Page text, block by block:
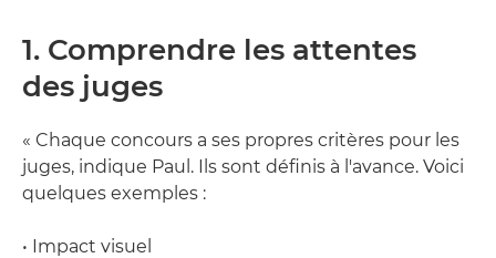
1. Comprendre les attentes
des juges
« Chaque concours a ses propres critères pour les
juges, indique Paul. Ils sont définis à l'avance. Voici
quelques exemples :
• Impact visuel